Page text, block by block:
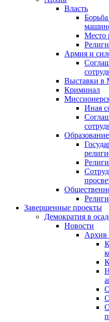
Власть
Место
Армия и
Выставки в
Криминал
Иная
Завершенные проекты
Демократия в
Новости
Архив